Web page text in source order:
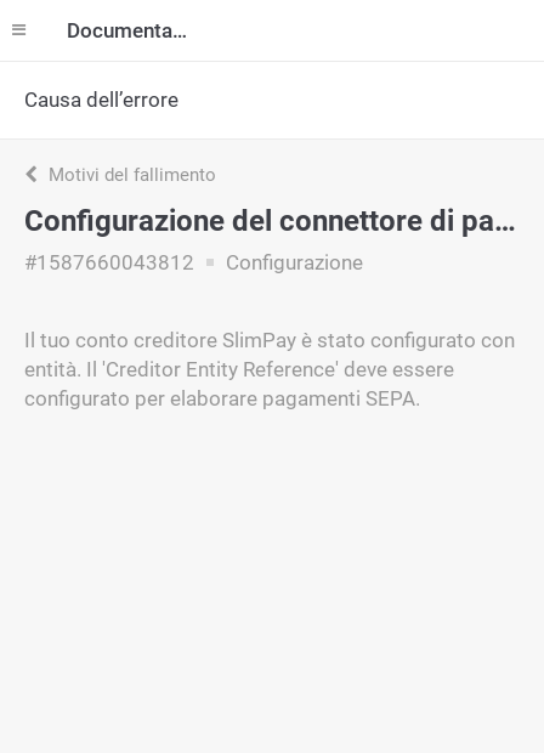
Documentazione
Causa dell’errore
Motivi del fallimento
Configurazione del connettore di pagamento
#1587660043812 Configurazione
Il tuo conto creditore SlimPay è stato configurato con
entità. Il 'Creditor Entity Reference' deve essere
configurato per elaborare pagamenti SEPA.